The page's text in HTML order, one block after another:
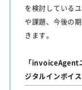
を検討している
や課題、今後の
きます。
「invoiceAgent
ジタルインボイ